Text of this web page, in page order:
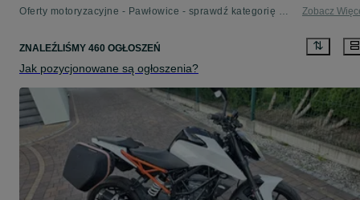
Oferty motoryzacyjne - Pawłowice - sprawdź kategorię Motoryzacja Zobacz
ZNALEŹLIŚMY 460 OGŁOSZEŃ
Jak pozycjonowane są ogłoszenia?